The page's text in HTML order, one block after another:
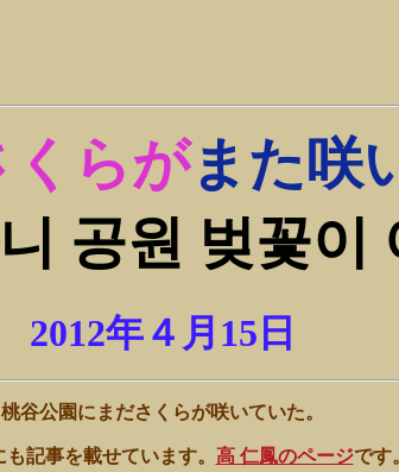
くらがまた咲
공원 벚꽃이
2012年４月15日
桃谷公園にまださくらが咲いていた。
も記事を載せています。 高 仁鳳のページです。